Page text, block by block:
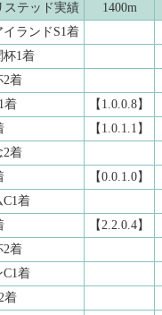
ステッド実績
1400m
ランドS1着
杯1着
2着
着 【1.0.0.8】
【1.0.1.1】
2着
【0.0.1.0】
C1着
【2.2.0.4】
2着
C1着
着